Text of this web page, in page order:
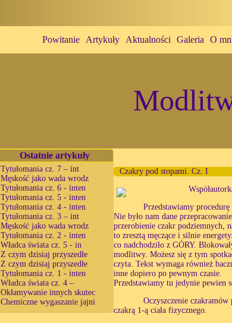
Powitanie Artykuły Aktualności Galeria O
Ostatnie artykuły
Tytułomania cz. 7 – int
Męskość jako wada wrodz
Tytułomania cz. 6 - inten
Tytułomania cz. 5 - inten
Tytułomania cz. 4 - inten
Tytułomania cz. 3 – int
Męskość jako wada wrodz
Tytułomania cz. 2 - inten
Władca świata cz. 5 - in
Z czym dzisiaj przyszedłe
Z czym dzisiaj przyszedłe
Tytułomania cz. 1 - inten
Władca świata cz. 4 –
Okłamywanie innych skutec
Chemiczne wygaszanie jajni
Czakry pod stopami. Cz. I
Przedstawiamy
Nie było nam dane
przerobienie czakr podziemnych,
to zresztą męczące i silnie
co nadchodziło z GÓRY.
modlitwy. Możesz się z tym
czyta. Tekst wymaga również
inne dopiero po pewnym czasie.
Przedstawiamy tu jedynie pewien
Oczyszczenie
czakrą 1-ą ciała fizycznego.